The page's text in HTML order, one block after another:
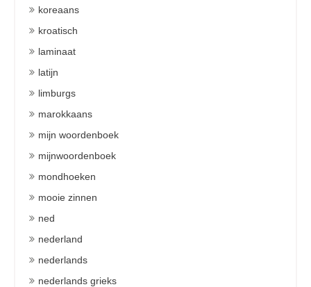
koreaans
kroatisch
laminaat
latijn
limburgs
marokkaans
mijn woordenboek
mijnwoordenboek
mondhoeken
mooie zinnen
ned
nederland
nederlands
nederlands grieks